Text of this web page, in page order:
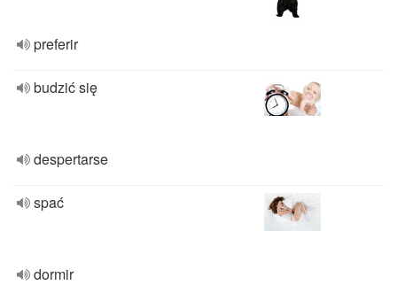
preferir
budzić się
despertarse
spać
dormir